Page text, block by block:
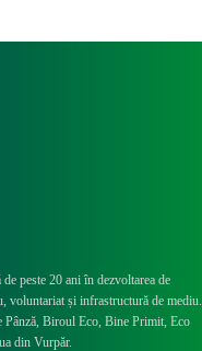
peste 20 ani în dezvoltarea de
voluntariat și infrastructură de mediu.
Biroul Eco, Bine Primit, Eco
din Vurpăr.